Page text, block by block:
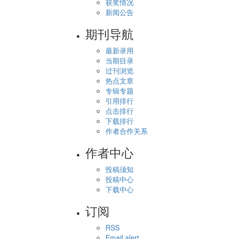
获奖情况
新闻公告
期刊导航
最新录用
当期目录
过刊浏览
热点文章
专辑专题
引用排行
点击排行
下载排行
作者合作关系
作者中心
投稿须知
投稿中心
下载中心
订阅
RSS